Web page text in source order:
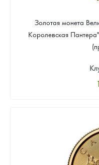
Золотая монета
Королевская